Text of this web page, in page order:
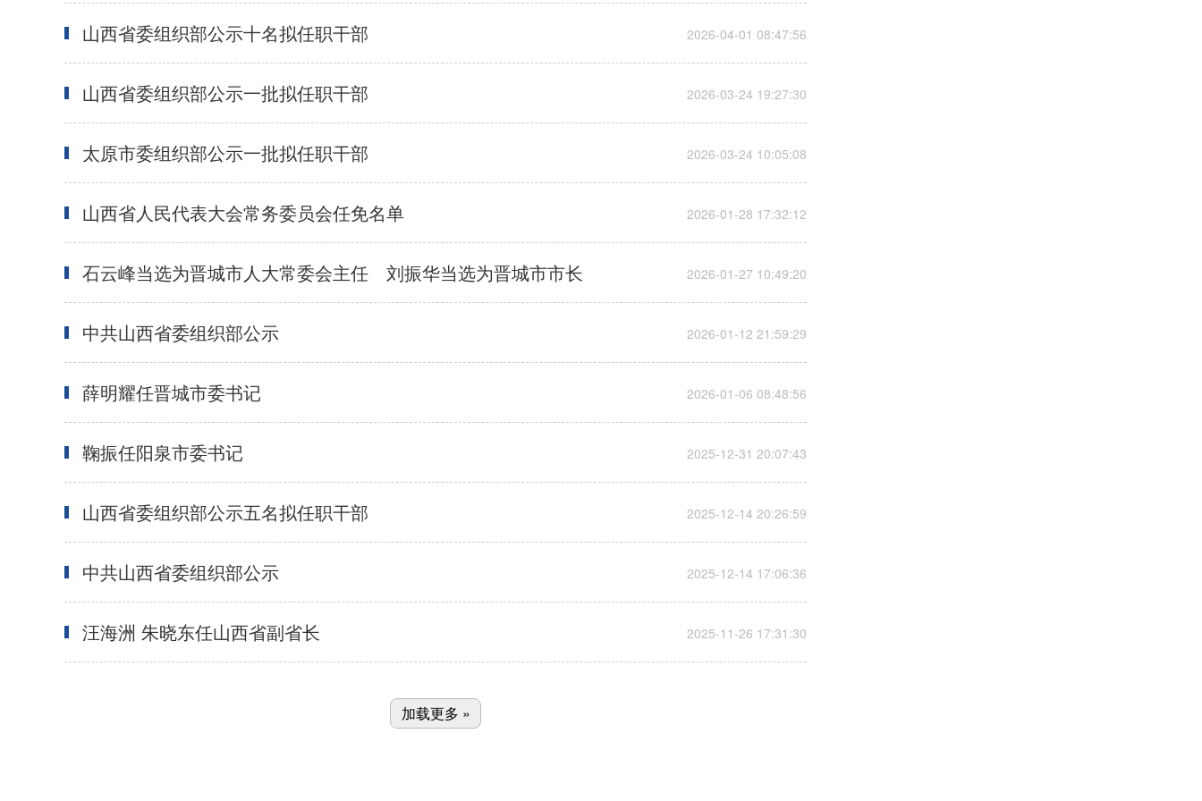
山西省委组织部公示十名拟任职干部
山西省委组织部公示一批拟任职干部
太原市委组织部公示一批拟任职干部
山西省人民代表大会常务委员会任免名单
石云峰当选为晋城市人大常委会主任 刘振华当选为晋城市市长
中共山西省委组织部公示
薛明耀任晋城市委书记
鞠振任阳泉市委书记
山西省委组织部公示五名拟任职干部
中共山西省委组织部公示
汪海洲 朱晓东任山西省副省长
加载更多 »